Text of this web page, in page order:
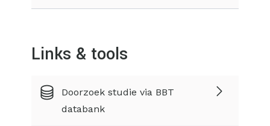
Links & tools
Doorzoek studie via BBT
databank